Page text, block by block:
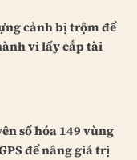
cảnh bị trộm để
vi lấy cắp tài
số hóa 149 vùng
để nâng giá trị